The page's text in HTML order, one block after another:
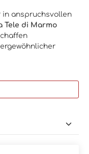
in anspruchsvollen
Tele di Marmo